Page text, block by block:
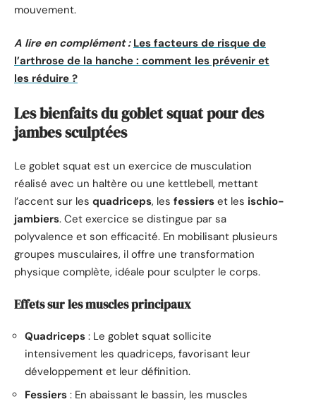
mouvement.
A lire en complément : Les facteurs de risque de
l’arthrose de la hanche : comment les prévenir et
les réduire ?
Les bienfaits du goblet squat pour des
jambes sculptées
Le goblet squat est un exercice de musculation
réalisé avec un haltère ou une kettlebell, mettant
l’accent sur les quadriceps, les fessiers et les ischio-
jambiers. Cet exercice se distingue par sa
polyvalence et son efficacité. En mobilisant plusieurs
groupes musculaires, il offre une transformation
physique complète, idéale pour sculpter le corps.
Effets sur les muscles principaux
Quadriceps : Le goblet squat sollicite
intensivement les quadriceps, favorisant leur
développement et leur définition.
Fessiers : En abaissant le bassin, les muscles